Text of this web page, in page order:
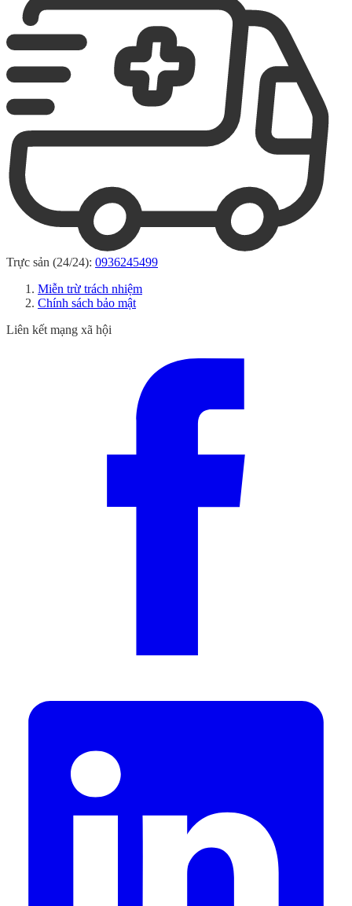
Trực sản (24/24): 0936245499
Miễn trừ trách nhiệm
Chính sách bảo mật
Liên kết mạng xã hội